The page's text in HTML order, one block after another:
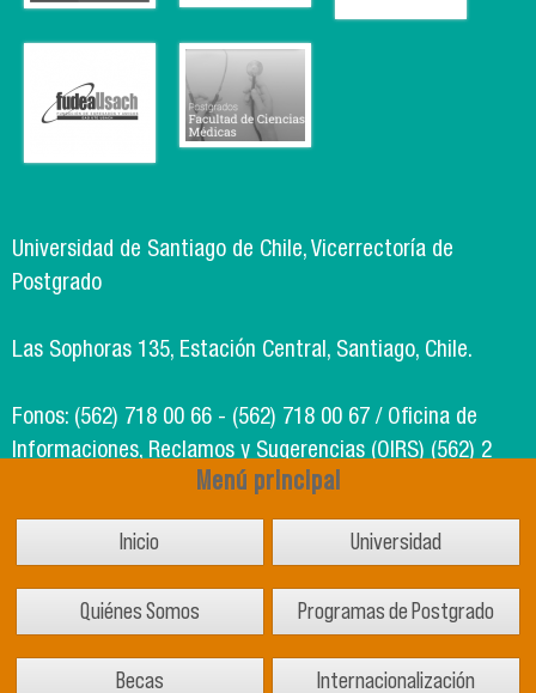
Menú principal
Inicio Universidad
Quiénes Somos Programas de Postgrado
Becas Internacionalización
Universidad de Santiago de Chile, Vicerrectoría de
Postgrado
Las Sophoras 135, Estación Central, Santiago, Chile.
Fonos: (562) 718 00 66 - (562) 718 00 67 / Oficina de
Informaciones, Reclamos y Sugerencias (OIRS) (562) 2
Soporte Informático Segic: (562) 718 02 25